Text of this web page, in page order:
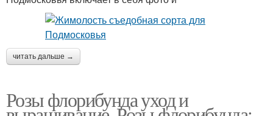
читать дальше →
Розы флорибунда уход и